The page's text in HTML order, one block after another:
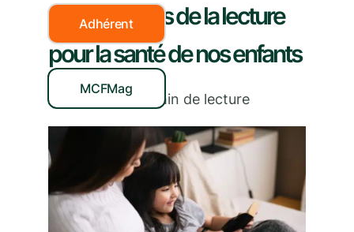
Adhérent
MCFMag
Cinq bienfaits de la lecture
pour la santé de nos enfants
01/02/2024 min de lecture